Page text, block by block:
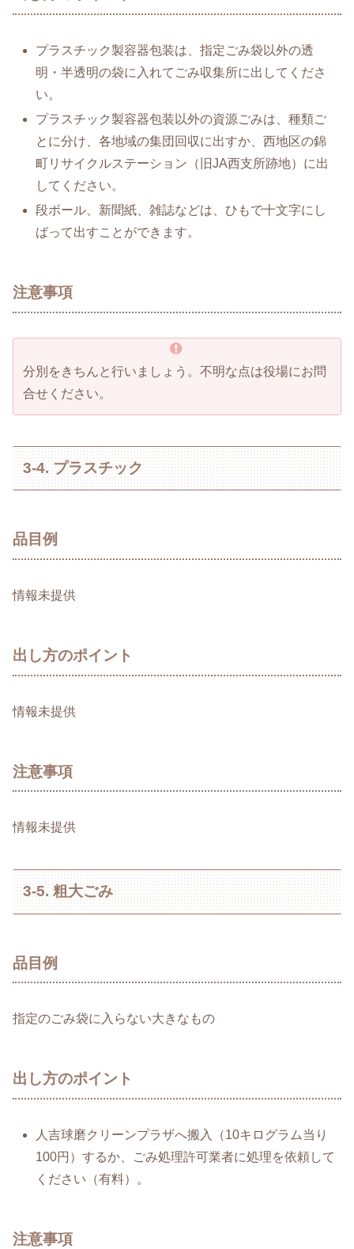
プラスチック製容器包装は、指定ごみ袋以外の透
明・半透明の袋に入れてごみ収集所に出してくださ
い。
プラスチック製容器包装以外の資源ごみは、種類ご
とに分け、各地域の集団回収に出すか、西地区の錦
町リサイクルステーション（旧JA西支所跡地）に出
してください。
段ボール、新聞紙、雑誌などは、ひもで十文字にし
ばって出すことができます。
注意事項
分別をきちんと行いましょう。不明な点は役場にお問
合せください。
3-4. プラスチック
品目例
情報未提供
出し方のポイント
情報未提供
注意事項
情報未提供
3-5. 粗大ごみ
品目例
指定のごみ袋に入らない大きなもの
出し方のポイント
人吉球磨クリーンプラザへ搬入（10キログラム当り
100円）するか、ごみ処理許可業者に処理を依頼して
ください（有料）。
注意事項